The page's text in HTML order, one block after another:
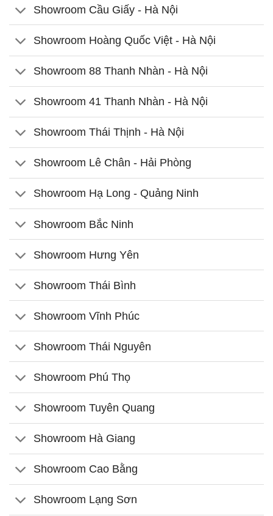
Showroom Cầu Giấy - Hà Nội
Showroom Hoàng Quốc Việt - Hà Nội
Showroom 88 Thanh Nhàn - Hà Nội
Showroom 41 Thanh Nhàn - Hà Nội
Showroom Thái Thịnh - Hà Nội
Showroom Lê Chân - Hải Phòng
Showroom Hạ Long - Quảng Ninh
Showroom Bắc Ninh
Showroom Hưng Yên
Showroom Thái Bình
Showroom Vĩnh Phúc
Showroom Thái Nguyên
Showroom Phú Thọ
Showroom Tuyên Quang
Showroom Hà Giang
Showroom Cao Bằng
Showroom Lạng Sơn